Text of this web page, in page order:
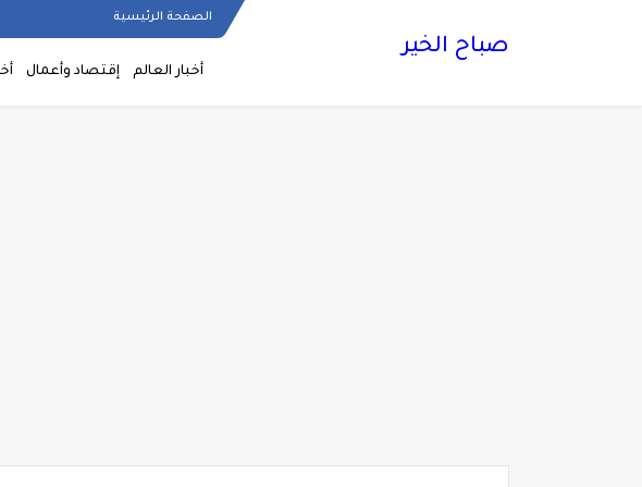
الصفحة الرئيسية
صباح الخير
أخبار العالم إقتصاد وأعمال